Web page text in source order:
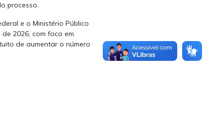
processo.
e o Ministério Público
2026, com foco em
de aumentar o número